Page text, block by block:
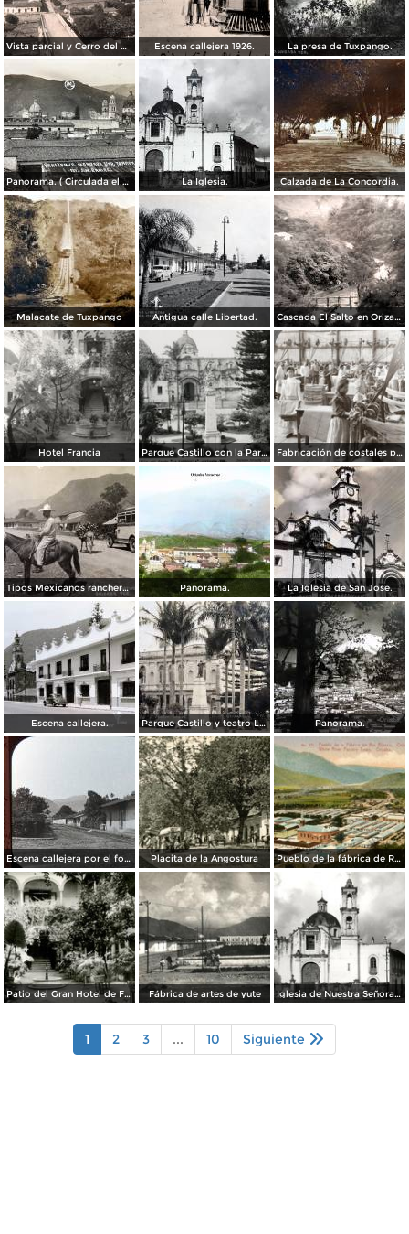
Vista parcial y Cerro del Borrego Escena callejera 1926. La presa de Tuxpango.
Panorama. ( Circulada el 3 de Noviembre de 1929 ). La Iglesia. Calzada de La Concordia.
Malacate de Tuxpango Antigua calle Libertad. Cascada El Salto en Orizaba, Veracruz por el Fotógrafo Hugo Brehme.
Hotel Francia Parque Castillo con la Parroquia Fabricación de costales para café en la compañía Santa Getrudis
Tipos Mexicanos ranchero motivo tipico.. Panorama. La Iglesia de San Jose.
Escena callejera. Parque Castillo y teatro Llave. Panorama.
Escena callejera por el fotografo William H. Rau.. Placita de la Angostura Pueblo de la fábrica de Río Blanco
Patio del Gran Hotel de Francia Fábrica de artes de yute Iglesia de Nuestra Señora de los Dolores
1 2 3 ... 10 Siguiente